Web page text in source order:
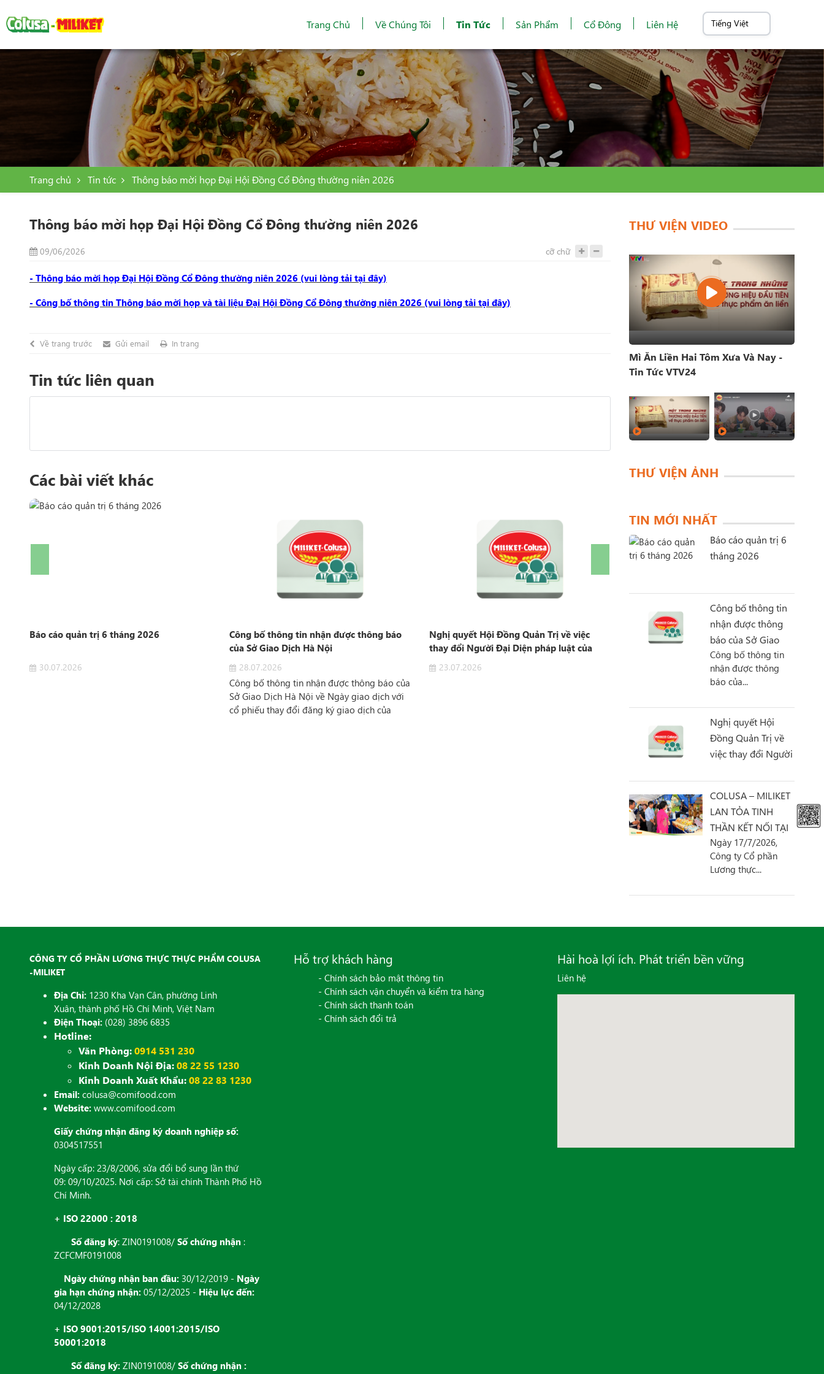
Trang Chủ Về Chúng Tôi Tin Tức Sản Phẩm Cổ Đông Liên Hệ
Trang chủ Tin tức Thông báo mời họp Đại Hội Đồng Cổ Đông thường niên 2026
Thông báo mời họp Đại Hội Đồng Cổ Đông thường niên 2026
09/06/2026 cỡ chữ
- Thông báo mời họp Đại Hội Đồng Cổ Đông thường niên 2026 (vui lòng tải tại đây)
- Công bố thông tin Thông báo mời họp và tài liệu Đại Hội Đồng Cổ Đông thường niên 2026 (vui lòng tải tại đây)
Về trang trước Gửi email In trang
Tin tức liên quan
Các bài viết khác
Báo cáo quản trị 6 tháng 2026
30.07.2026
Công bố thông tin nhận được thông báo
của Sở Giao Dịch Hà Nội
28.07.2026
Công bố thông tin nhận được thông báo của
Sở Giao Dịch Hà Nội về Ngày giao dịch với
cổ phiếu thay đổi đăng ký giao dịch của
Nghị quyết Hội Đồng Quản Trị về việc
thay đổi Người Đại Diện pháp luật của
công ty
23.07.2026
Công văn của Uỷ Ban Chứng Khoán Nhà
nước chấp thuận kết quả phát hành cổ
THƯ VIỆN VIDEO
Mì Ăn Liền Hai Tôm Xưa Và Nay -
Tin Tức VTV24
THƯ VIỆN ẢNH
TIN MỚI NHẤT
Báo cáo quản trị 6
tháng 2026
Công bố thông tin
nhận được thông
báo của Sở Giao
Dịch Hà Nội
Công bố thông tin
nhận được thông
báo của...
Nghị quyết Hội
Đồng Quản Trị về
việc thay đổi Người
của công ty
COLUSA – MILIKET
LAN TỎA TINH
THẦN KẾT NỐI TẠI
HỘI NGHỊ DOANH
NGHIỆP PHƯỜNG
LINH XUÂN
Ngày 17/7/2026,
Công ty Cổ phần
Lương thực...
CÔNG TY CỔ PHẦN LƯƠNG THỰC THỰC PHẨM COLUSA
-MILIKET
Địa Chỉ: 1230 Kha Vạn Cân, phường Linh
Xuân, thành phố Hồ Chí Minh, Việt Nam
Điện Thoại: (028) 3896 6835
Hotline:
Văn Phòng:0914 531 230
Kinh Doanh Nội Địa:08 22 55 1230
Kinh Doanh Xuất Khẩu:08 22 83 1230
Email: colusa@comifood.com
Website: www.comifood.com
Giấy chứng nhận đăng ký doanh nghiệp số:
0304517551
Ngày cấp: 23/8/2006, sửa đổi bổ sung lần thứ
09: 09/10/2025. Nơi cấp: Sở tài chính Thành Phố Hồ
Chí Minh.
+ ISO 22000 : 2018
Số đăng ký: ZIN0191008/ Số chứng nhận :
ZCFCMF0191008
Ngày chứng nhận ban đầu: 30/12/2019 - Ngày
gia hạn chứng nhận: 05/12/2025 - Hiệu lực đến:
04/12/2028
+ ISO 9001:2015/ISO 14001:2015/ISO
50001:2018
Số đăng ký: ZIN0191008/ Số chứng nhận :
Hỗ trợ khách hàng
- Chính sách bảo mật thông tin
- Chính sách vận chuyển và kiểm tra hàng
- Chính sách thanh toán
- Chính sách đổi trả
Hài hoà lợi ích. Phát triển bền vững
Liên hệ